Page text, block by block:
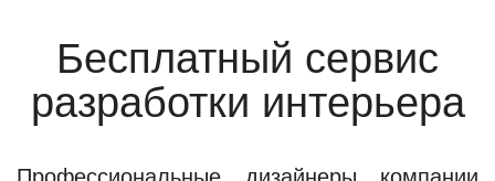
Бесплатный сервис
разработки интерьера